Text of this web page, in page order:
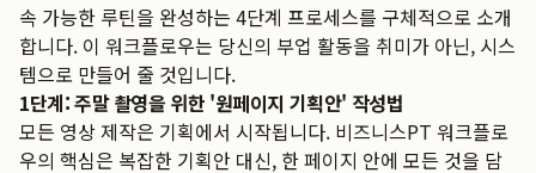
속 가능한 루틴을 완성하는 4단계 프로세스를 구체적으로 소개
합니다. 이 워크플로우는 당신의 부업 활동을 취미가 아닌, 시스
템으로 만들어 줄 것입니다.
1단계: 주말 촬영을 위한 '원페이지 기획안' 작성법
모든 영상 제작은 기획에서 시작됩니다. 비즈니스PT 워크플로
우의 핵심은 복잡한 기획안 대신, 한 페이지 안에 모든 것을 담